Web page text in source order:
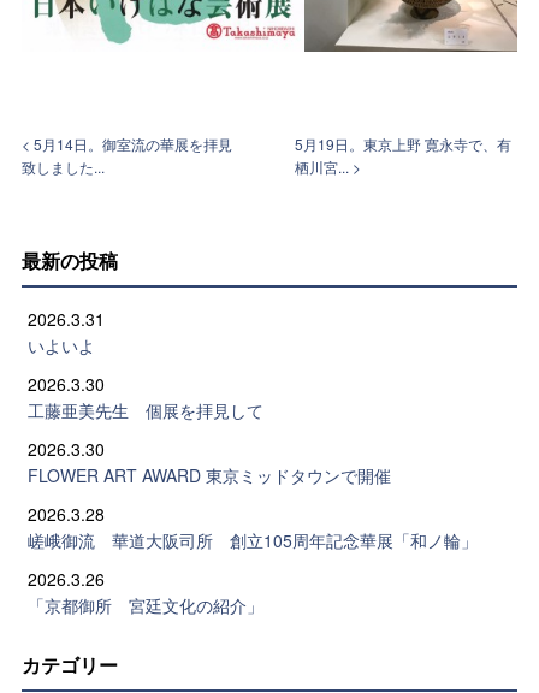
< 5月14日。御室流の華展を拝見
致しました...
5月19日。東京上野 寛永寺で、有
栖川宮... >
最新の投稿
2026.3.31
いよいよ
2026.3.30
工藤亜美先生 個展を拝見して
2026.3.30
FLOWER ART AWARD 東京ミッドタウンで開催
2026.3.28
嵯峨御流 華道大阪司所 創立105周年記念華展「和ノ輪」
2026.3.26
「京都御所 宮廷文化の紹介」
カテゴリー